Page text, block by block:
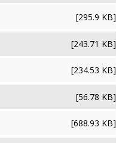
[295.9 KB]
[243.71 KB]
[234.53 KB]
[56.78 KB]
[688.93 KB]